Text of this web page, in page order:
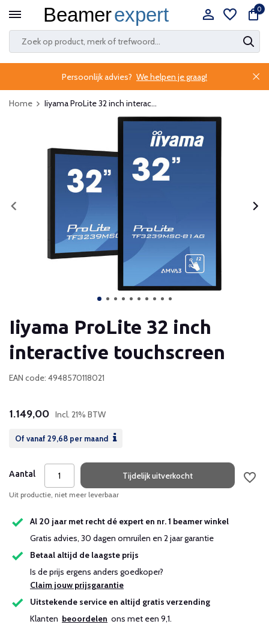
0
Persoonlijk advies? We helpen je graag!
Home Iiyama ProLite 32 inch interac...
Iiyama ProLite 32 inch
interactive touchscreen
EAN code: 4948570118021
1.149,00 Incl. 21% BTW
Of vanaf 29,68 per maand
Aantal Tijdelijk uitverkocht
Uit productie, niet meer leverbaar
Al 20 jaar met recht dé expert en nr. 1 beamer winkel
Gratis advies, 30 dagen omruilen en 2 jaar garantie
Betaal altijd de laagste prijs
Is de prijs ergens anders goedkoper?
Claim jouw prijsgarantie
Uitstekende service en altijd gratis verzending
Klanten beoordelen ons met een 9,1.